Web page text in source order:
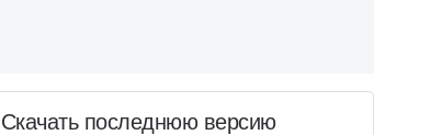
Скачать последнюю версию